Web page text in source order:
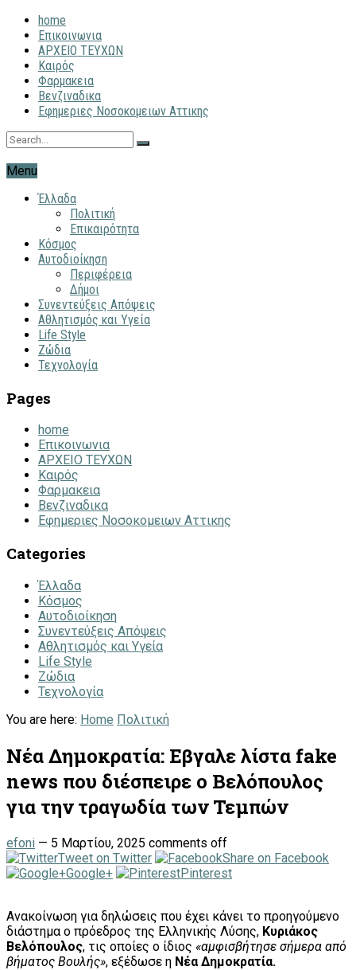
home
Επικοινωνια
ΑΡΧΕΙΟ ΤΕΥΧΩΝ
Καιρός
Φαρμακεια
Βενζιναδικα
Εφημεριες Νοσοκομειων Αττικης
Menu
Έλλαδα
Πολιτική
Επικαιρότητα
Κόσμος
Αυτοδιοίκηση
Περιφέρεια
Δήμοι
Συνεντεύξεις Απόψεις
Αθλητισμός και Υγεία
Life Style
Ζώδια
Τεχνολογία
Pages
home
Επικοινωνια
ΑΡΧΕΙΟ ΤΕΥΧΩΝ
Καιρός
Φαρμακεια
Βενζιναδικα
Εφημεριες Νοσοκομειων Αττικης
Categories
Έλλαδα
Κόσμος
Αυτοδιοίκηση
Συνεντεύξεις Απόψεις
Αθλητισμός και Υγεία
Life Style
Ζώδια
Τεχνολογία
You are here: Home Πολιτική
Νέα Δημοκρατία: Εβγαλε λίστα fake
news που διέσπειρε ο Βελόπουλος
για την τραγωδία των Τεμπών
efoni — 5 Μαρτίου, 2025 comments off
Tweet on Twitter
Share on Facebook
Google+
Pinterest
Ανακοίνωση για δηλώσεις που έχει κάνει το προηγούμενο
διάστημα ο πρόεδρος της Ελληνικής Λύσης, Κυριάκος
Βελόπουλος, τις οποίες ο ίδιος «αμφισβήτησε σήμερα από
βήματος Βουλής», εξέδωσε η Νέα Δημοκρατία.